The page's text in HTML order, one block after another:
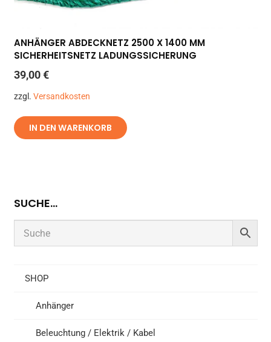
ANHÄNGER ABDECKNETZ 2500 X 1400 MM
SICHERHEITSNETZ LADUNGSSICHERUNG
39,00€
zzgl. Versandkosten
IN DEN WARENKORB
SUCHE…
SHOP
Anhänger
Beleuchtung / Elektrik / Kabel